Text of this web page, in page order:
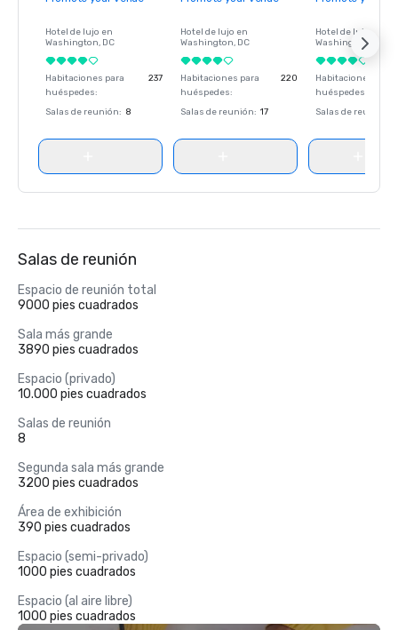
Hotel de lujo en
Washington, DC
Habitaciones para
huéspedes:
237
Salas de reunión: 8
Hotel de lujo en
Washington, DC
Habitaciones para
huéspedes:
220
Salas de reunión: 17
Hotel de lujo en
Washington
Habitaciones para
huéspedes
Salas de reunión
Salas de reunión
Espacio de reunión total
9000 pies cuadrados
Sala más grande
3890 pies cuadrados
Espacio (privado)
10.000 pies cuadrados
Salas de reunión
8
Segunda sala más grande
3200 pies cuadrados
Área de exhibición
390 pies cuadrados
Espacio (semi-privado)
1000 pies cuadrados
Espacio (al aire libre)
1000 pies cuadrados